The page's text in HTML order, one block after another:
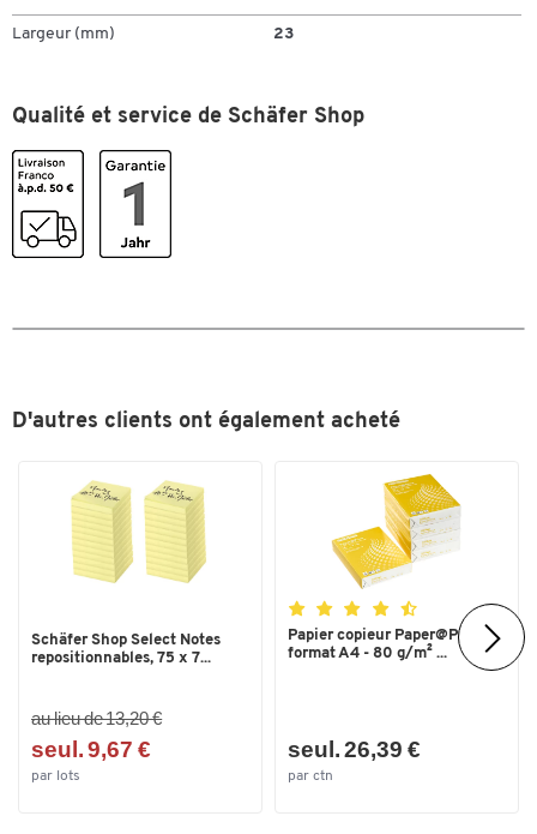
Largeur (mm) 23
Qualité et service de Schäfer Shop
D'autres clients ont également acheté
Schäfer Shop Select Notes
repositionnables, 75 x 7...
au lieu de 13,20 €
seul. 9,67 €
par lots
Papier copieur Paper@Print -
format A4 - 80 g/m² ...
seul. 26,39 €
par ctn